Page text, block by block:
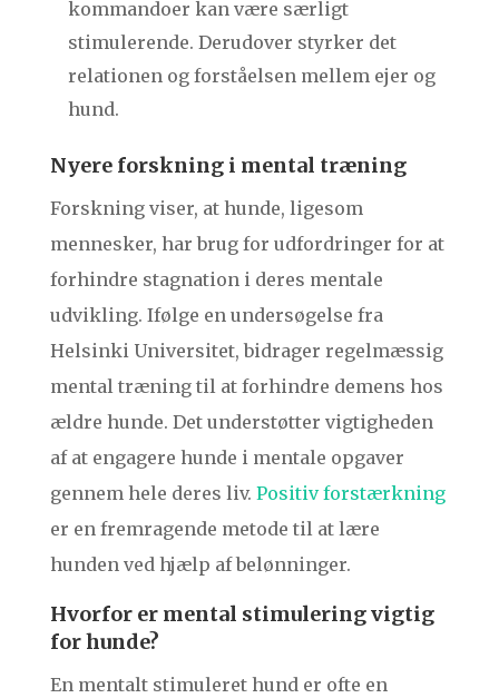
kommandoer kan være særligt
stimulerende. Derudover styrker det
relationen og forståelsen mellem ejer og
hund.
Nyere forskning i mental træning
Forskning viser, at hunde, ligesom
mennesker, har brug for udfordringer for at
forhindre stagnation i deres mentale
udvikling. Ifølge en undersøgelse fra
Helsinki Universitet, bidrager regelmæssig
mental træning til at forhindre demens hos
ældre hunde. Det understøtter vigtigheden
af at engagere hunde i mentale opgaver
gennem hele deres liv. Positiv forstærkning
er en fremragende metode til at lære
hunden ved hjælp af belønninger.
Hvorfor er mental stimulering vigtig
for hunde?
En mentalt stimuleret hund er ofte en